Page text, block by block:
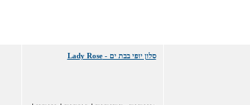
סלון יופי בבת ים - Lady Rose